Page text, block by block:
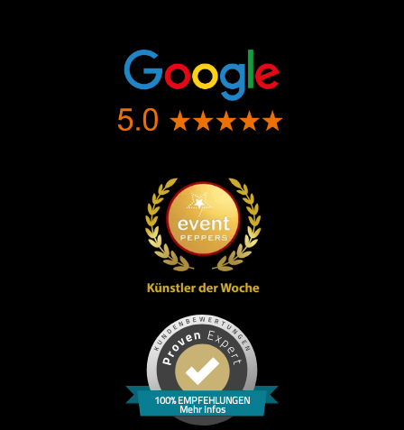
100% EMPFEHLUNGEN
Mehr Infos